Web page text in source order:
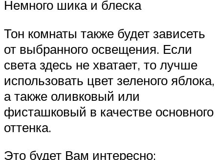
Немного шика и блеска
Тон комнаты также будет зависеть
от выбранного освещения. Если
света здесь не хватает, то лучше
использовать цвет зеленого яблока,
а также оливковый или
фисташковый в качестве основного
оттенка.
Это будет Вам интересно: